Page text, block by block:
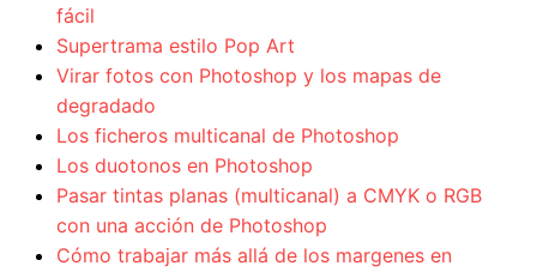
fácil
Supertrama estilo Pop Art
Virar fotos con Photoshop y los mapas de
degradado
Los ficheros multicanal de Photoshop
Los duotonos en Photoshop
Pasar tintas planas (multicanal) a CMYK o RGB
con una acción de Photoshop
Cómo trabajar más allá de los margenes en